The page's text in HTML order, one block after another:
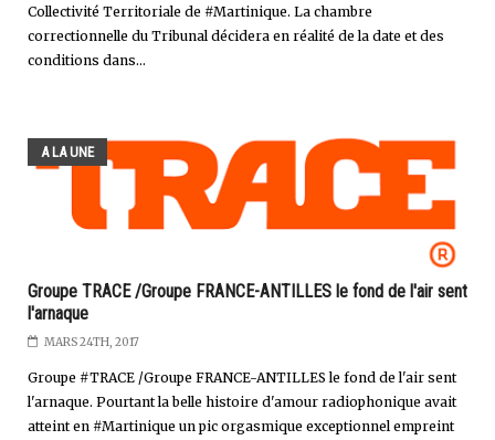
Collectivité Territoriale de #Martinique. La chambre
correctionnelle du Tribunal décidera en réalité de la date et des
conditions dans...
A LA UNE
Groupe TRACE /Groupe FRANCE-ANTILLES le fond de l'air sent
l'arnaque
MARS 24TH, 2017
Groupe #TRACE /Groupe FRANCE-ANTILLES le fond de l'air sent
l'arnaque. Pourtant la belle histoire d'amour radiophonique avait
atteint en #Martinique un pic orgasmique exceptionnel empreint